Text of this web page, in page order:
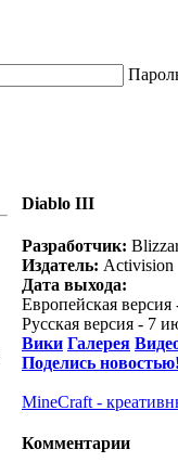
Diablo III
Разработчик:
Издатель: Activision
Дата выхода:
Европейская версия
Русская версия - 7
Вики Галерея
Поделись новостью!
MineCraft -
Комментарии